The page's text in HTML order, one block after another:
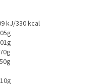
kJ/330 kcal